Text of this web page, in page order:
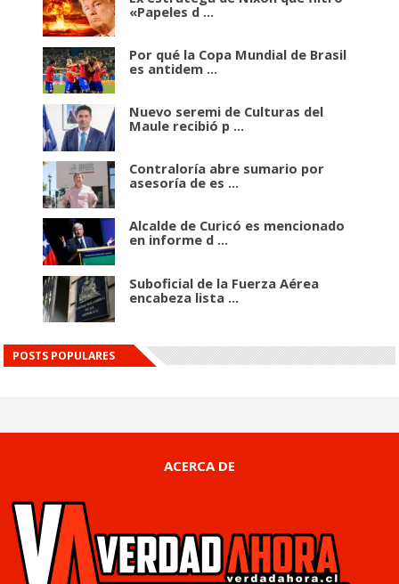
«Papeles d ...
Por qué la Copa Mundial de Brasil
es antidem ...
Nuevo seremi de Culturas del
Maule recibió p ...
Contraloría abre sumario por
asesoría de es ...
Alcalde de Curicó es mencionado
en informe d ...
Suboficial de la Fuerza Aérea
encabeza lista ...
POSTS POPULARES
ACERCA DE